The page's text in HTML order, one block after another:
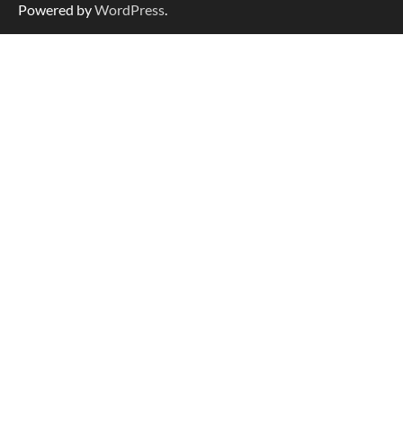
Powered byWordPress.